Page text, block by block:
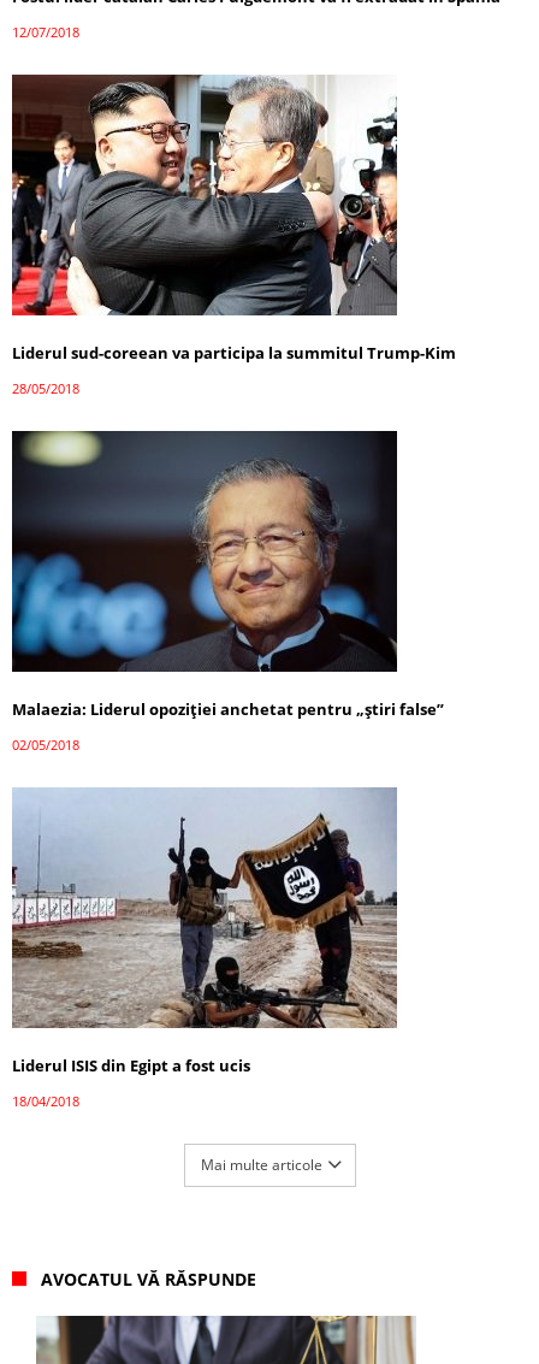
12/07/2018
Liderul sud-coreean va participa la summitul Trump-Kim
28/05/2018
Malaezia: Liderul opoziției anchetat pentru „știri false”
02/05/2018
Liderul ISIS din Egipt a fost ucis
18/04/2018
Mai multe articole
AVOCATUL VĂ RĂSPUNDE